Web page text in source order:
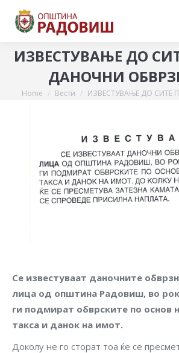
ИЗВЕСТУВАЊЕ ДО
ДАНОЧНИ
You are here:
Home Вести ИЗВЕСТУВАЊЕ ДО СИТЕ
Се известуваат даночните
лица од општина Радовиш, во
ги подмират обврските по основ
такса и данок на имот.
Доколу не го сторат тоа ќе се